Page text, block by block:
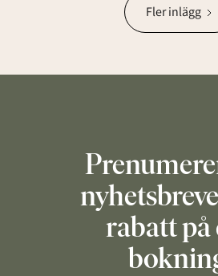
Fler inlägg
rabatt på